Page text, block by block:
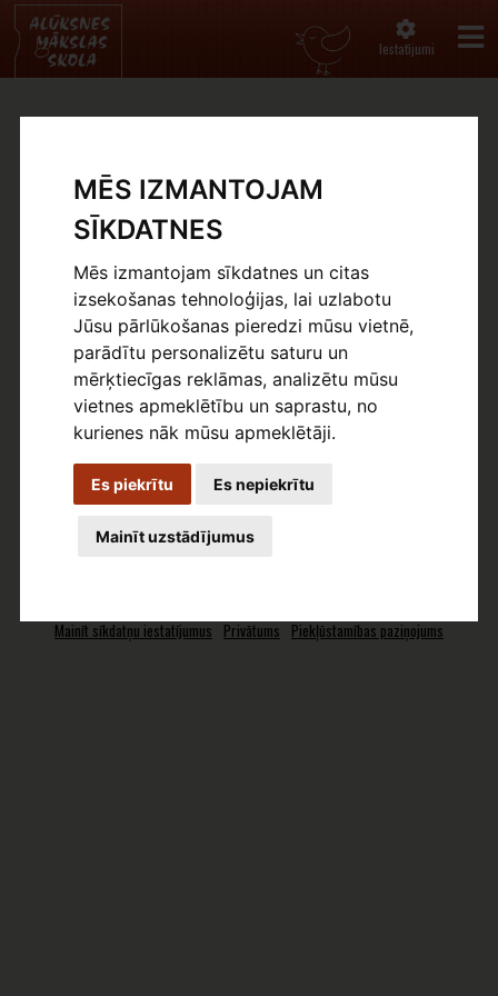
MĒS IZMANTOJAM
SĪKDATNES
Mēs izmantojam sīkdatnes un citas
izsekošanas tehnoloģijas, lai uzlabotu
Jūsu pārlūkošanas pieredzi mūsu vietnē,
parādītu personalizētu saturu un
mērķtiecīgas reklāmas, analizētu mūsu
vietnes apmeklētību un saprastu, no
kurienes nāk mūsu apmeklētāji.
Es piekrītu Es nepiekrītu
Mainīt uzstādījumus
Iestatījumi
Sākums Jaunumi
Mainīt sīkdatņu iestatījumus Privātums Piekļūstamības paziņojums